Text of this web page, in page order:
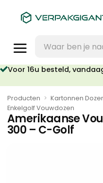
naar:
16u besteld, vandaag
Producten > Kartonnen
Enkelgolf Vouwdozen
Amerikaanse
300 – C-Golf